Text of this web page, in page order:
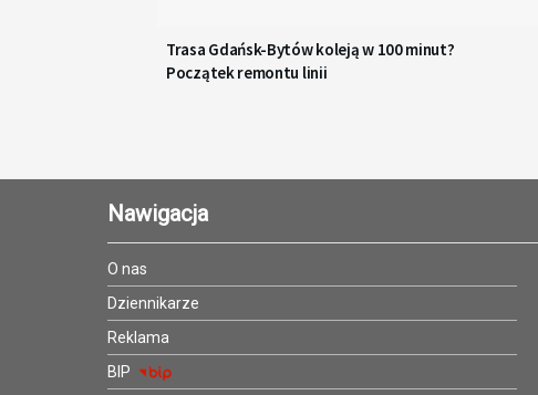
Trasa Gdańsk-Bytów koleją w 100 minut?
Początek remontu linii
Nawigacja
O nas
Dziennikarze
Reklama
BIP